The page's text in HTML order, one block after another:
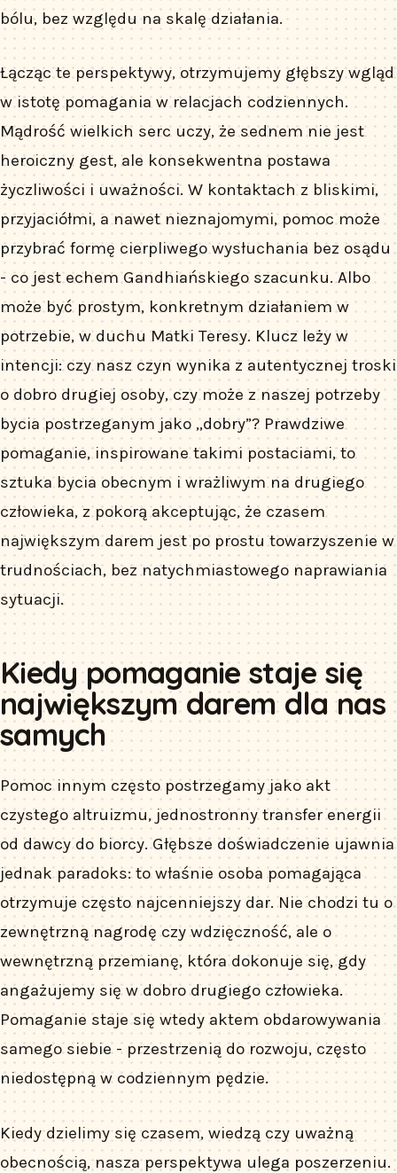
bólu, bez względu na skalę działania.
Łącząc te perspektywy, otrzymujemy głębszy wgląd
w istotę pomagania w relacjach codziennych.
Mądrość wielkich serc uczy, że sednem nie jest
heroiczny gest, ale konsekwentna postawa
życzliwości i uważności. W kontaktach z bliskimi,
przyjaciółmi, a nawet nieznajomymi, pomoc może
przybrać formę cierpliwego wysłuchania bez osądu
- co jest echem Gandhiańskiego szacunku. Albo
może być prostym, konkretnym działaniem w
potrzebie, w duchu Matki Teresy. Klucz leży w
intencji: czy nasz czyn wynika z autentycznej troski
o dobro drugiej osoby, czy może z naszej potrzeby
bycia postrzeganym jako „dobry”? Prawdziwe
pomaganie, inspirowane takimi postaciami, to
sztuka bycia obecnym i wrażliwym na drugiego
człowieka, z pokorą akceptując, że czasem
największym darem jest po prostu towarzyszenie w
trudnościach, bez natychmiastowego naprawiania
sytuacji.
Kiedy pomaganie staje się
największym darem dla nas
samych
Pomoc innym często postrzegamy jako akt
czystego altruizmu, jednostronny transfer energii
od dawcy do biorcy. Głębsze doświadczenie ujawnia
jednak paradoks: to właśnie osoba pomagająca
otrzymuje często najcenniejszy dar. Nie chodzi tu o
zewnętrzną nagrodę czy wdzięczność, ale o
wewnętrzną przemianę, która dokonuje się, gdy
angażujemy się w dobro drugiego człowieka.
Pomaganie staje się wtedy aktem obdarowywania
samego siebie - przestrzenią do rozwoju, często
niedostępną w codziennym pędzie.
Kiedy dzielimy się czasem, wiedzą czy uważną
obecnością, nasza perspektywa ulega poszerzeniu.